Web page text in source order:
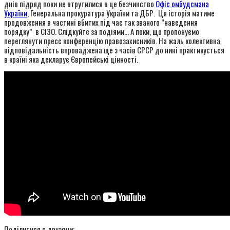
днів підряд поки не втрутилися в це безчинство Офіс омбудсмана
України, Генеральна прокуратура України та ДБР. Ця історія матиме
продовження в частині вбитих під час так званого ”наведення
порядку” в СІЗО. Слідкуйте за подіями… А поки, що пропонуємо
переглянути пресс конференцію правозахисників. На жаль колективна
відповідальність впроваджена ще з часів СРСР до нині практикується
в країні яка декларує Європейські цінності.